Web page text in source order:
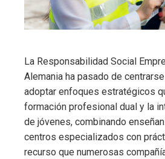
La Responsabilidad Social
Alemania ha pasado de
adoptar enfoques estratégicos
formación profesional dual y la
de jóvenes, combinando
centros especializados con
recurso que numerosas